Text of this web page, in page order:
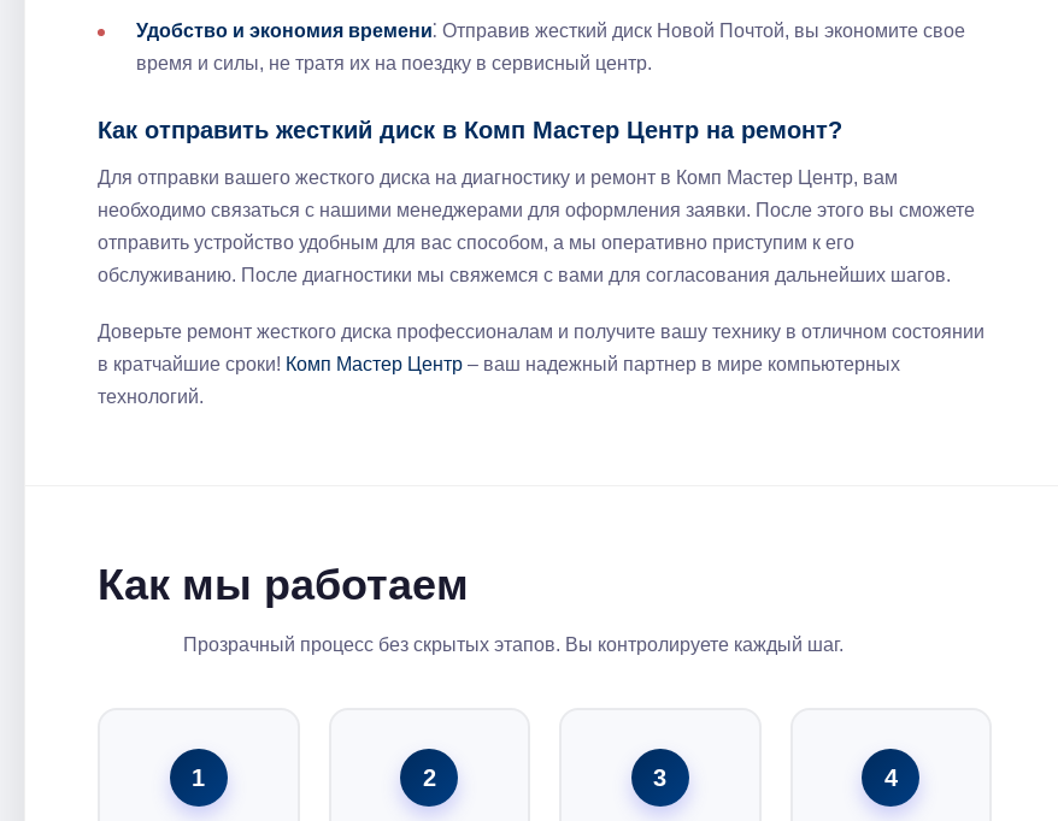
Удобство и экономия времени⁚ Отправив жесткий диск Новой Почтой, вы экономите свое
время и силы, не тратя их на поездку в сервисный центр.
Как отправить жесткий диск в Комп Мастер Центр на ремонт?
Для отправки вашего жесткого диска на диагностику и ремонт в Комп Мастер Центр, вам
необходимо связаться с нашими менеджерами для оформления заявки. После этого вы сможете
отправить устройство удобным для вас способом, а мы оперативно приступим к его
обслуживанию. После диагностики мы свяжемся с вами для согласования дальнейших шагов.
Доверьте ремонт жесткого диска профессионалам и получите вашу технику в отличном состоянии
в кратчайшие сроки! Комп Мастер Центр – ваш надежный партнер в мире компьютерных
технологий.
Как мы работаем
Прозрачный процесс без скрытых этапов. Вы контролируете каждый шаг.
1 2 3 4